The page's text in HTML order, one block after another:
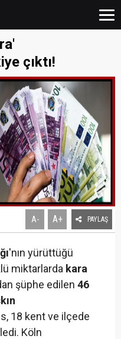
çıktı!
A- A+ PAYLAŞ
'nın yürüttüğü
miktarlarda kara
şüphe edilen 46
18 kent ve ilçede
Köln